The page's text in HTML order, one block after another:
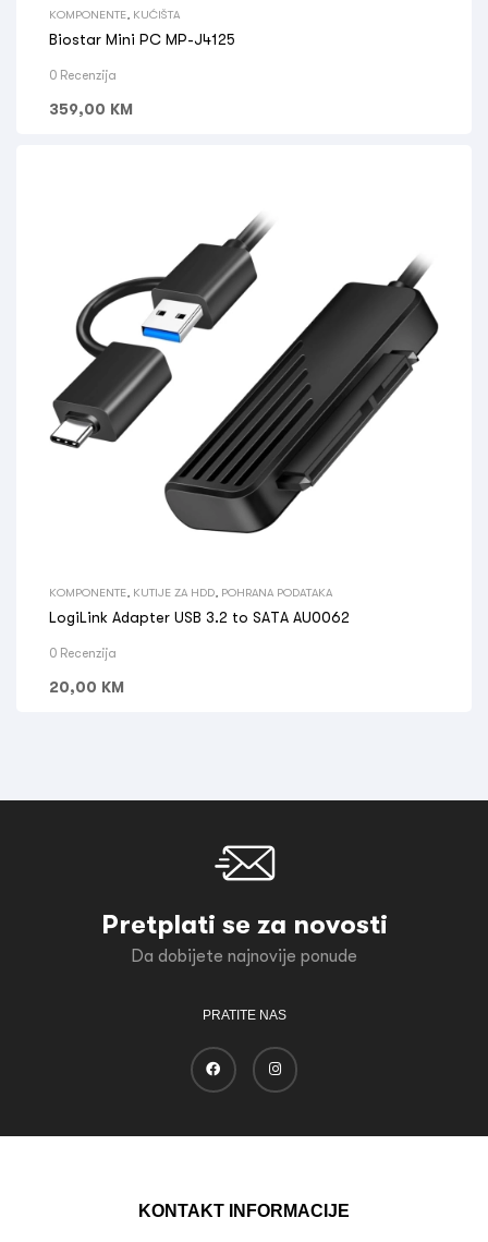
KOMPONENTE KUĆIŠTA
Biostar Mini PC MP-J4125
0 Recenzija
359,00 KM
KOMPONENTE KUTIJE ZA HDD POHRANA PODATAKA
LogiLink Adapter USB 3.2 to SATA AU0062
0 Recenzija
20,00 KM
Pretplati se za novosti
Da dobijete najnovije ponude
PRATITE NAS
KONTAKT INFORMACIJE